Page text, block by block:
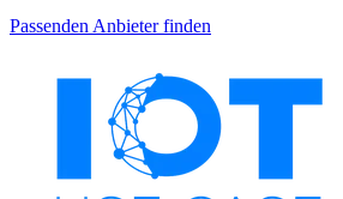
Passenden Anbieter finden